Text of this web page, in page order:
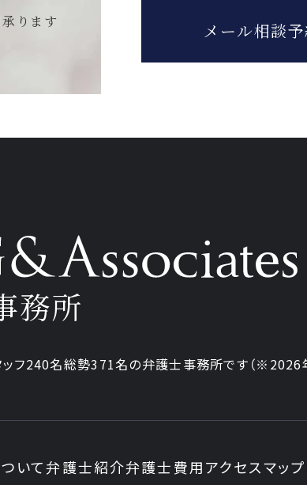
ります メール相談
務所
ッフ240名総勢371名の弁護士事務所です （※2026
いて弁護士紹介弁護士費用アクセスマップ